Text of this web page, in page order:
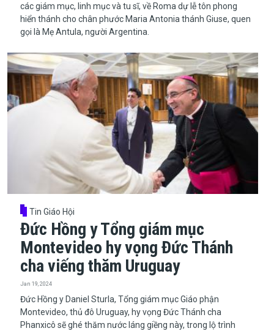
các giám mục, linh mục và tu sĩ, về Roma dự lễ tôn phong
hiển thánh cho chân phước Maria Antonia thánh Giuse, quen
gọi là Mẹ Antula, người Argentina.
Tin Giáo Hội
Đức Hồng y Tổng giám mục
Montevideo hy vọng Đức Thánh
cha viếng thăm Uruguay
Jan 19, 2024
​​​​​​​Đức Hồng y Daniel Sturla, Tổng giám mục Giáo phận
Montevideo, thủ đô Uruguay, hy vọng Đức Thánh cha
Phanxicô sẽ ghé thăm nước láng giềng này, trong lộ trình